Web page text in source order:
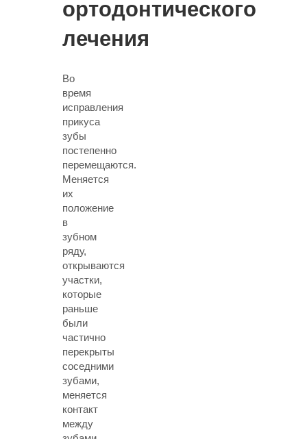
ортодонтического
лечения
Во
время
исправления
прикуса
зубы
постепенно
перемещаются.
Меняется
их
положение
в
зубном
ряду,
открываются
участки,
которые
раньше
были
частично
перекрыты
соседними
зубами,
меняется
контакт
между